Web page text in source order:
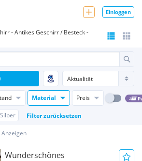
Einloggen
- Antikes Geschirr / Besteck -
Material Preis
Silber Filter zurücksetzen
Anzeigen
Wunderschönes